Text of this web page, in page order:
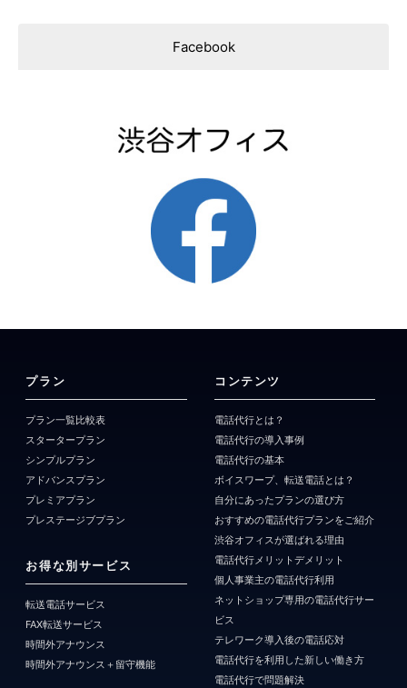
Facebook
プラン
プラン一覧比較表
スタータープラン
シンプルプラン
アドバンスプラン
プレミアプラン
プレステージブプラン
お得な別サービス
転送電話サービス
FAX転送サービス
時間外アナウンス
時間外アナウンス＋留守機能
コンテンツ
電話代行とは？
電話代行の導入事例
電話代行の基本
ボイスワープ、転送電話とは？
自分にあったプランの選び方
おすすめの電話代行プランをご紹介
渋谷オフィスが選ばれる理由
電話代行メリットデメリット
個人事業主の電話代行利用
ネットショップ専用の電話代行サー
ビス
テレワーク導入後の電話応対
電話代行を利用した新しい働き方
電話代行で問題解決